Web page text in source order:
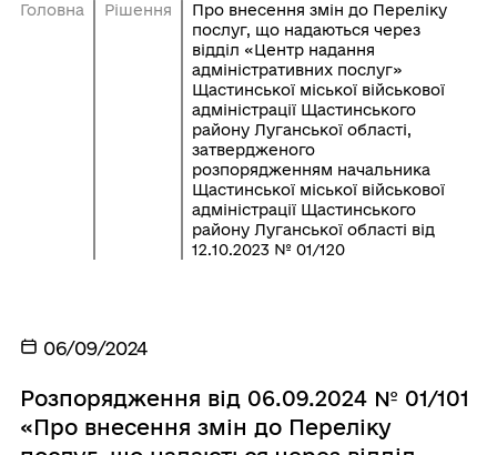
Головна Рішення
Про внесення змін до Переліку
послуг, що надаються через
відділ «Центр надання
адміністративних послуг»
Щастинської міської військової
адміністрації Щастинського
району Луганської області,
затвердженого
розпорядженням начальника
Щастинської міської військової
адміністрації Щастинського
району Луганської області від
12.10.2023 № 01/120
06/09/2024
Розпорядження від 06.09.2024 № 01/101
«Про внесення змін до Переліку